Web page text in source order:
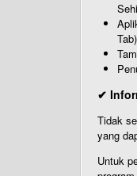
✔
Tidak
yang
Untuk